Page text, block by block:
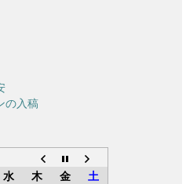
の入稿
水 木 金
土